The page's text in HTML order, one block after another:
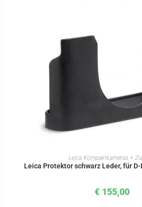
IN DEN
Leica Kompaktkameras +
Leica Protektor schwarz Leder, für
€ 155,00